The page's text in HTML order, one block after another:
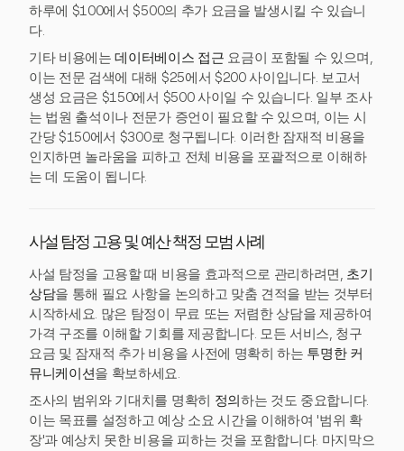
하루에 $100에서 $500의 추가 요금을 발생시킬 수 있습니
다.
기타 비용에는데이터베이스 접근 요금이 포함될 수 있으며,
이는 전문 검색에 대해 $25에서 $200 사이입니다. 보고서
생성 요금은 $150에서 $500 사이일 수 있습니다. 일부 조사
는 법원 출석이나 전문가 증언이 필요할 수 있으며, 이는 시
간당 $150에서 $300로 청구됩니다. 이러한 잠재적 비용을
인지하면 놀라움을 피하고 전체 비용을 포괄적으로 이해하
는 데 도움이 됩니다.
사설 탐정 고용 및 예산 책정 모범 사례
사설 탐정을 고용할 때 비용을 효과적으로 관리하려면, 초기
상담을 통해 필요 사항을 논의하고 맞춤 견적을 받는 것부터
시작하세요. 많은 탐정이 무료 또는 저렴한 상담을 제공하여
가격 구조를 이해할 기회를 제공합니다. 모든 서비스, 청구
요금 및 잠재적 추가 비용을 사전에 명확히 하는 투명한 커
뮤니케이션을 확보하세요.
조사의 범위와 기대치를 명확히 정의하는 것도 중요합니다.
이는 목표를 설정하고 예상 소요 시간을 이해하여 '범위 확
장'과 예상치 못한 비용을 피하는 것을 포함합니다. 마지막으